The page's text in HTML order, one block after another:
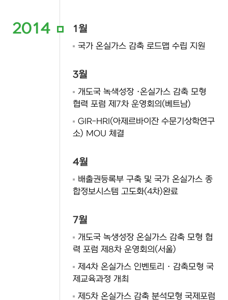
2014 1월
국가 온실가스 감축 로드맵 수립 지원
3월
개도국 녹색성장 ·온실가스 감축 모형
협력 포럼 제7차 운영회의(베트남)
GIR-HRI(아제르바이잔 수문기상학연구
소) MOU 체결
4월
배출권등록부 구축 및 국가 온실가스 종
합정보시스템 고도화(4차)완료
7월
개도국 녹생성장 온실가스 감축 모형 협
력 포럼 제8차 운영회의(서울)
제4차 온실가스 인벤토리 · 감축모형 국
제교육과정 개최
제5차 온실가스 감축 분석모형 국제포럼